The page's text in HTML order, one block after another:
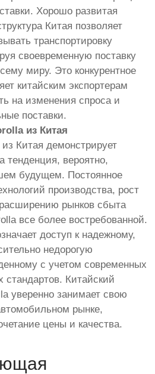
Хорошо развитая
Китая позволяет
транспортировку
своевременную поставку
миру. Это конкурентное
китайским экспортерам
на изменения спроса и
поставки.
из Китая
Китая демонстрирует
тенденция, вероятно,
будущем. Постоянное
производства, рост
рынков сбыта
все более востребованной.
доступ к надежному,
недорогую
с учетом современных
Китайский
уверенно занимает свою
рынке,
цены и качества.